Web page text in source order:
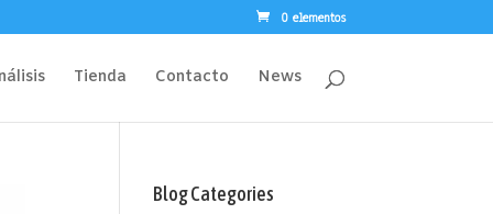
0 elementos
Tienda Contacto News
Blog Categories